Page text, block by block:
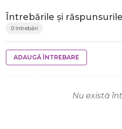
Întrebările și
0 întrebări
ADAUGĂ ÎNTREBARE
Nu există